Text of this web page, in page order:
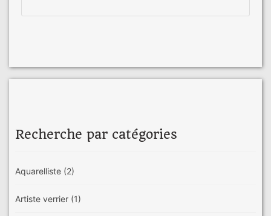
Recherche par catégories
Aquarelliste (2)
Artiste verrier (1)